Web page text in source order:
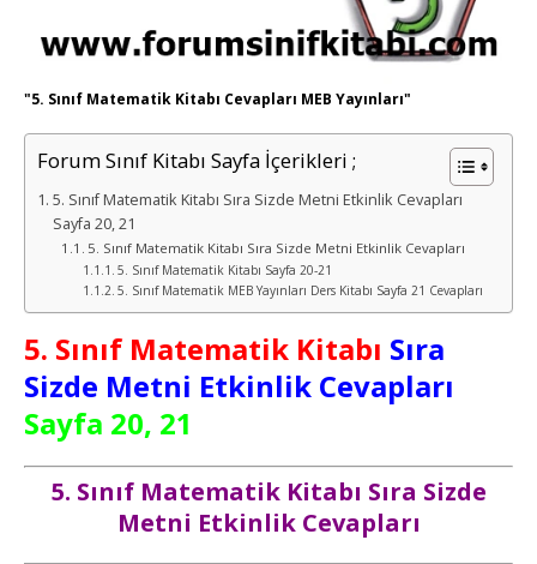
"5. Sınıf Matematik Kitabı Cevapları MEB Yayınları"
Forum Sınıf Kitabı Sayfa İçerikleri ;
5. Sınıf Matematik Kitabı Sıra Sizde Metni Etkinlik Cevapları
Sayfa 20, 21
5. Sınıf Matematik Kitabı Sıra Sizde Metni Etkinlik Cevapları
5. Sınıf Matematik Kitabı Sayfa 20-21
5. Sınıf Matematik MEB Yayınları Ders Kitabı Sayfa 21 Cevapları
5. Sınıf Matematik Kitabı Sıra
Sizde Metni Etkinlik Cevapları
Sayfa 20, 21
5. Sınıf Matematik Kitabı Sıra Sizde
Metni Etkinlik Cevapları